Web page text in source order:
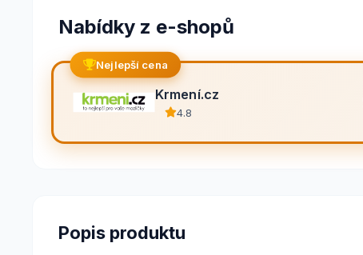
Nabídky z e-shopů
Nejlepší cena
Krmení.cz
4.8
Popis produktu